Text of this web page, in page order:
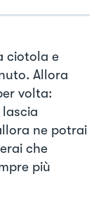
ciotola e
Allora
volta:
ne potrai
che
più